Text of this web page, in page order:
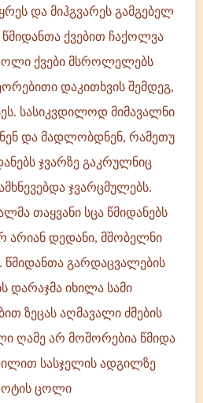
და მიჰგვარეს გამგებელ
ქვებით ჩაქოლვა
ქვები მსროლელებს
დაკითხვის შემდეგ,
სასიკვდილოდ მიმავალნი
და მადლობდნენ, რამეთუ
ჯვარზე გაკრულნიც
ჯვარცმულებს.
თაყვანი სცა წმიდანებს
არიან დედანი, მშობელნი
წმიდანთა გარდაცვალების
დარაჯმა იხილა სამი
ზეცას აღმავალი ძმების
ღამე არ მოშორებია წმიდა
სასჯელის ადგილზე
ცოლი